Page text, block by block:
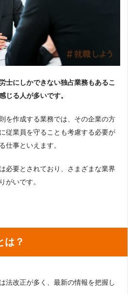
士にしかできない独占業務もあるこ
じる人が多いです。
を作成する業務では、その企業の方
従業員を守ることも考慮する必要が
仕事といえます。
必要とされており、さまざまな業界
がいです。
は？
法改正が多く、最新の情報を把握し